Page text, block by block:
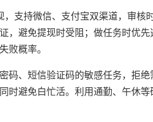
支持微信、支付宝双渠道，审
，避免提现时受阻；做任务时优
败概率。
码、短信验证码的敏感任务，拒
时避免白忙活。利用通勤、午休